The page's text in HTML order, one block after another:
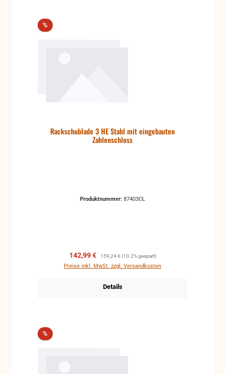
%Rabatt
Rackschublade 3 HE Stahl mit eingebauten
Zahlenschloss
Produktnummer: 87403CL
Verkaufspreis:
142,99 € Regulärer Preis:
159,24 € (10.2% gespart)
Preise inkl. MwSt. zzgl. Versandkosten
Details
%Rabatt